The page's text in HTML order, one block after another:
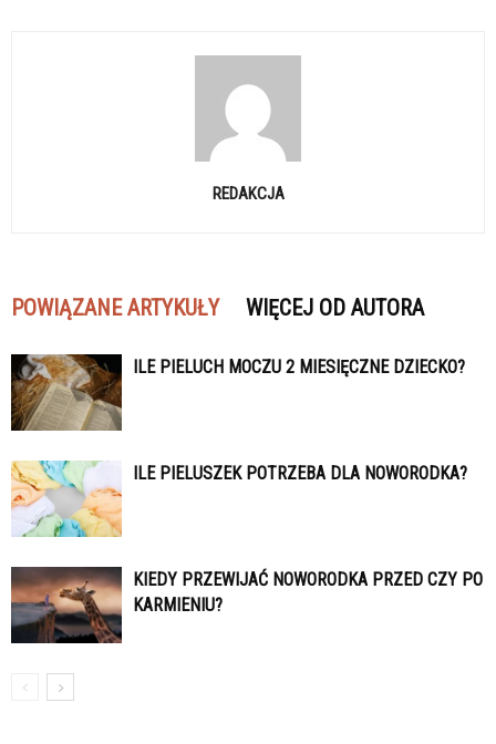
REDAKCJA
POWIĄZANE ARTYKUŁY WIĘCEJ OD AUTORA
ILE PIELUCH MOCZU 2 MIESIĘCZNE DZIECKO?
ILE PIELUSZEK POTRZEBA DLA NOWORODKA?
KIEDY PRZEWIJAĆ NOWORODKA PRZED CZY PO
KARMIENIU?